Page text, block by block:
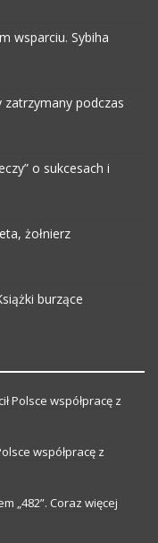
wsparciu. Sybiha
podczas
o sukcesach i
żołnierz
burzące
Polsce współpracę z
współpracę z
„482”. Coraz więcej